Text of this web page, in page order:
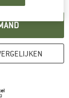
de
hier!